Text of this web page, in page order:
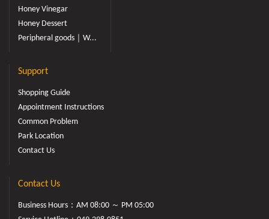
Honey Vinegar
Honey Dessert
Peripheral goods｜W...
Support
Shopping Guide
Appointment Instructions
Common Problem
Park Location
Contact Us
Contact Us
Business Hours：AM 08:00 ～ PM 05:00